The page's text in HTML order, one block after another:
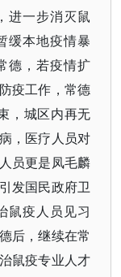
进一步消灭鼠
缓本地疫情暴
德，若疫情扩
疫工作，常德
，城区内再无
，医疗人员对
员更是凤毛麟
发国民政府卫
鼠疫人员见习
后，继续在常
鼠疫专业人才